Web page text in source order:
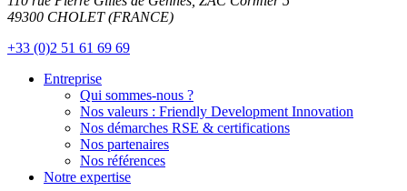
49300 CHOLET (FRANCE)
+33 (0)2 51 61 69 69
Entreprise
Qui sommes-nous ?
Nos valeurs : Friendly Development Innovation
Nos démarches RSE & certifications
Nos partenaires
Nos références
Notre expertise